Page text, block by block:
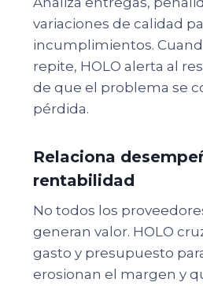
variaciones de calidad
incumplimientos.
repite, HOLO alerta al
de que el problema se
pérdida.
Relaciona
rentabilidad
No todos los
generan valor. HOLO
gasto y presupuesto
erosionan el margen y